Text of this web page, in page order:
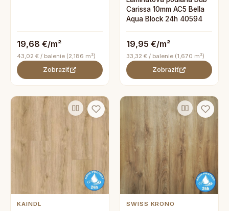
19,68 €/m²
43,02 € / balenie (2,186 m²)
Zobraziť
Carissa 10mm AC5 Bella
Aqua Block 24h 40594
19,95 €/m²
33,32 € / balenie (1,670 m²)
Zobraziť
KAINDL SWISS KRONO